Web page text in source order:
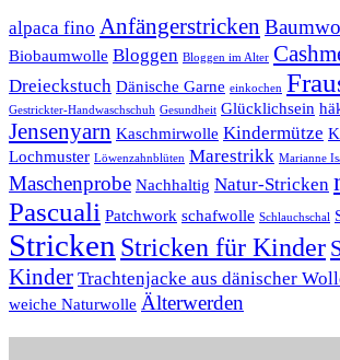
alpaca fino Anfängerstricken
Biobaumwolle Bloggen Bloggen im Alter
Dreieckstuch Dänische Garne einkochen
Gestrickter-Handwaschschuh Gesundheit Glücklichsein
Jensenyarn Kaschmirwolle Kindermütze
Lochmuster Löwenzahnblüten Marestrikk Marianne
Maschenprobe Nachhaltig Natur-Stricken
Pascuali Patchwork schafwolle Schlauchschal
Stricken Stricken für Kinder
Kinder Trachtenjacke aus dänischer
weiche Naturwolle Älterwerden